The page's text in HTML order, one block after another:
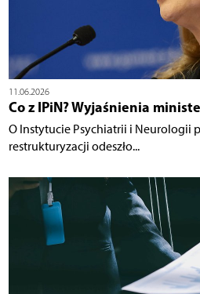
11.06.2026
Co z IPiN? Wyjaśnienia
O Instytucie Psychiatrii i Neurologii
restrukturyzacji odeszło...